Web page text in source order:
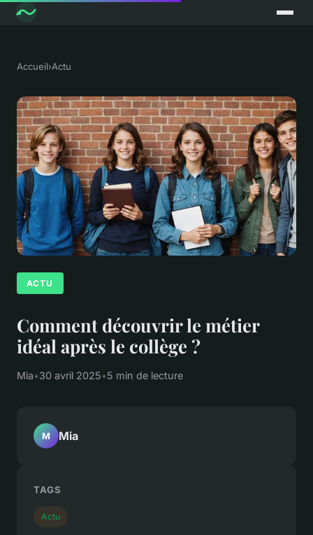
Accueil›Actu
ACTU
Comment découvrir le métier
idéal après le collège ?
Mia•30 avril 2025•5 min de lecture
M Mia
TAGS
Actu